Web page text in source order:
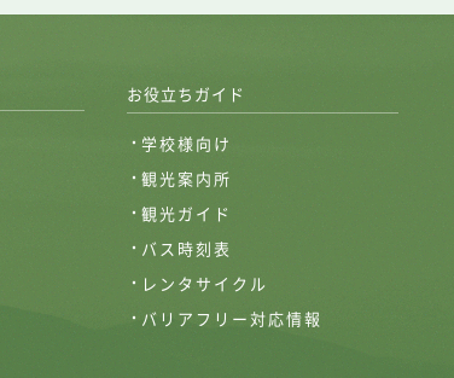
お役立ちガイド
学校様向け
観光案内所
観光ガイド
バス時刻表
レンタサイクル
バリアフリー対応情報